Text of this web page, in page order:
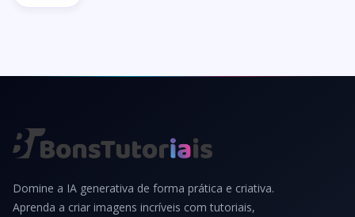
Domine a IA generativa de forma prática e criativa.
Aprenda a criar imagens incríveis com tutoriais,